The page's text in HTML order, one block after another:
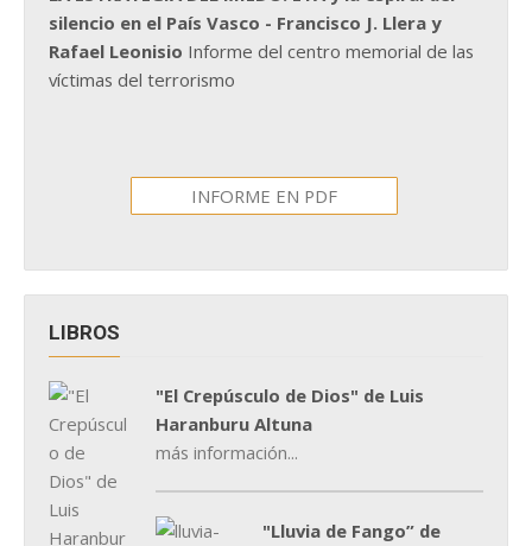
silencio en el País Vasco - Francisco J. Llera y
Rafael Leonisio Informe del centro memorial de las
víctimas del terrorismo
INFORME EN PDF
LIBROS
"El Crepúsculo de Dios" de Luis
Haranburu Altuna
más información...
"Lluvia de Fango” de